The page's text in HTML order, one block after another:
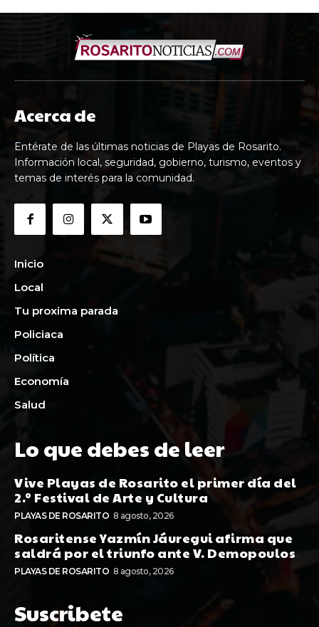
Acerca de
Entérate de las últimas noticias de Playas de Rosarito.
Información local, seguridad, gobierno, turismo, eventos y
temas de interés para la comunidad.
Inicio
Local
Tu proxima parada
Policiaca
Política
Economía
Salud
Lo que debes de leer
Vive Playas de Rosarito el primer día del
2.º Festival de Arte y Cultura
PLAYAS DE ROSARITO 8 agosto, 2026
Rosaritense Yazmín Jáuregui afirma que
saldrá por el triunfo ante V. Demopoulos
PLAYAS DE ROSARITO 8 agosto, 2026
Suscribete